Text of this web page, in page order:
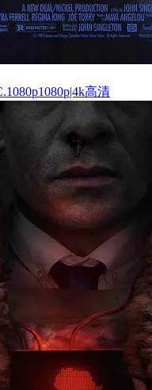
高清